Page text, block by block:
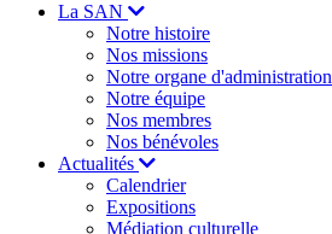
La SAN
Notre histoire
Nos missions
Notre organe d'administration
Notre équipe
Nos membres
Nos bénévoles
Actualités
Calendrier
Expositions
Médiation culturelle